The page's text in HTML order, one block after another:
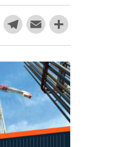
W
h
s
A
p
p
T
el
gr
a
m
E
m
l
o
p
ar
tir